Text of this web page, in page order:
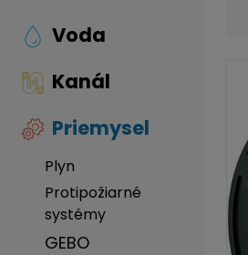
Voda
Kanál
Priemysel
Plyn
Protipožiarné
systémy
GEBO